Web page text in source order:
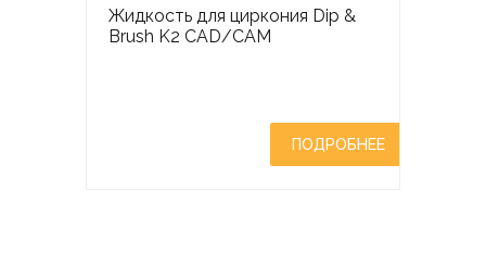
Жидкость для циркония Dip &
Brush K2 CAD/CAM
ПОДРОБНЕЕ